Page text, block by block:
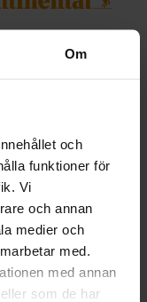
Om
och
funktioner för
Vi
och annan
medier och
med.
med annan
som de har